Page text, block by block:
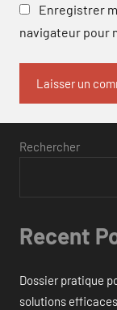
Enregistrer
navigateur pour
Rechercher
Recent
Dossier pratique
solutions efficaces